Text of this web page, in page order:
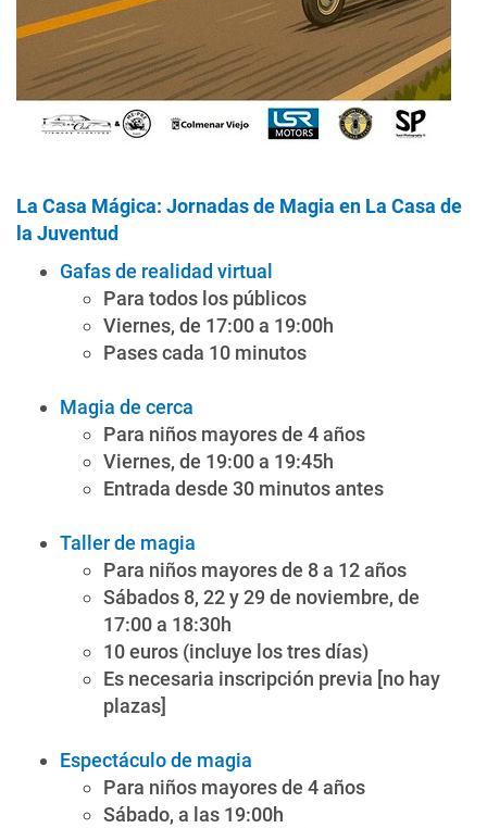
La Casa Mágica: Jornadas de Magia en La Casa de
la Juventud
Gafas de realidad virtual
Para todos los públicos
Viernes, de 17:00 a 19:00h
Pases cada 10 minutos
Magia de cerca
Para niños mayores de 4 años
Viernes, de 19:00 a 19:45h
Entrada desde 30 minutos antes
Taller de magia
Para niños mayores de 8 a 12 años
Sábados 8, 22 y 29 de noviembre, de
17:00 a 18:30h
10 euros (incluye los tres días)
Es necesaria inscripción previa [no hay
plazas]
Espectáculo de magia
Para niños mayores de 4 años
Sábado, a las 19:00h